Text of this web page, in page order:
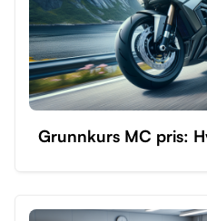
Grunnkurs MC pris: